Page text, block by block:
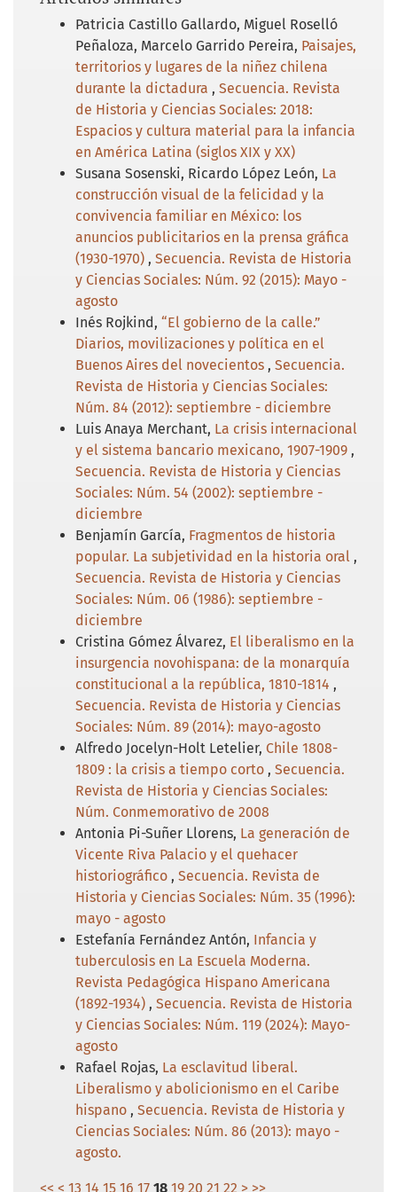
Patricia Castillo Gallardo, Miguel Roselló
Peñaloza, Marcelo Garrido Pereira, Paisajes,
territorios y lugares de la niñez chilena
durante la dictadura , Secuencia. Revista
de Historia y Ciencias Sociales: 2018:
Espacios y cultura material para la infancia
en América Latina (siglos XIX y XX)
Susana Sosenski, Ricardo López León, La
construcción visual de la felicidad y la
convivencia familiar en México: los
anuncios publicitarios en la prensa gráfica
(1930-1970) , Secuencia. Revista de Historia
y Ciencias Sociales: Núm. 92 (2015): Mayo -
agosto
Inés Rojkind, “El gobierno de la calle.”
Diarios, movilizaciones y política en el
Buenos Aires del novecientos , Secuencia.
Revista de Historia y Ciencias Sociales:
Núm. 84 (2012): septiembre - diciembre
Luis Anaya Merchant, La crisis internacional
y el sistema bancario mexicano, 1907-1909 ,
Secuencia. Revista de Historia y Ciencias
Sociales: Núm. 54 (2002): septiembre -
diciembre
Benjamín García, Fragmentos de historia
popular. La subjetividad en la historia oral ,
Secuencia. Revista de Historia y Ciencias
Sociales: Núm. 06 (1986): septiembre -
diciembre
Cristina Gómez Álvarez, El liberalismo en la
insurgencia novohispana: de la monarquía
constitucional a la república, 1810-1814 ,
Secuencia. Revista de Historia y Ciencias
Sociales: Núm. 89 (2014): mayo-agosto
Alfredo Jocelyn-Holt Letelier, Chile 1808-
1809 : la crisis a tiempo corto , Secuencia.
Revista de Historia y Ciencias Sociales:
Núm. Conmemorativo de 2008
Antonia Pi-Suñer Llorens, La generación de
Vicente Riva Palacio y el quehacer
historiográfico , Secuencia. Revista de
Historia y Ciencias Sociales: Núm. 35 (1996):
mayo - agosto
Estefanía Fernández Antón, Infancia y
tuberculosis en La Escuela Moderna.
Revista Pedagógica Hispano Americana
(1892-1934) , Secuencia. Revista de Historia
y Ciencias Sociales: Núm. 119 (2024): Mayo-
agosto
Rafael Rojas, La esclavitud liberal.
Liberalismo y abolicionismo en el Caribe
hispano , Secuencia. Revista de Historia y
Ciencias Sociales: Núm. 86 (2013): mayo -
agosto.
<< < 13 14 15 16 17 18 19 20 21 22 > >>